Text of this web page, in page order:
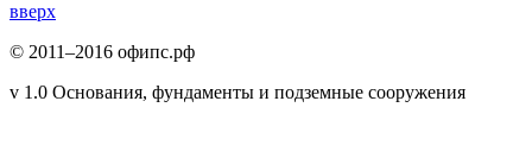
вверх
© 2011–2016 офипс.рф
v 1.0 Основания, фундаменты и подземные сооружения